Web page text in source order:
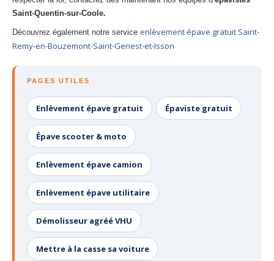
Saint-Quentin-sur-Coole.
Découvrez également notre service enlèvement épave gratuit Saint-
Remy-en-Bouzemont-Saint-Genest-et-Isson
PAGES UTILES
Enlèvement épave gratuit Épaviste gratuit
Épave scooter & moto
Enlèvement épave camion
Enlèvement épave utilitaire
Démolisseur agréé VHU
Mettre à la casse sa voiture